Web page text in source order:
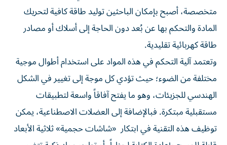
متخصصة، أصبح بإمكان الباحثين توليد طاقة كافية لتحريك
المادة والتحكم بها عن بُعد دون الحاجة إلى أسلاك أو مصادر
طاقة كهربائية تقليدية.
وتعتمد آلية التحكم في هذه المواد على استخدام أطوال موجية
مختلفة من الضوء؛ حيث تؤدي كل موجة إلى تغيير في الشكل
الهندسي للجزيئات، وهو ما يفتح آفاقاً واسعة لتطبيقات
مستقبلية مبتكرة. فبالإضافة إلى العضلات الاصطناعية، يمكن
توظيف هذه التقنية في ابتكار «شاشات حجمية» ثلاثية الأبعاد